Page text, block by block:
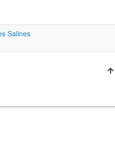
Salines